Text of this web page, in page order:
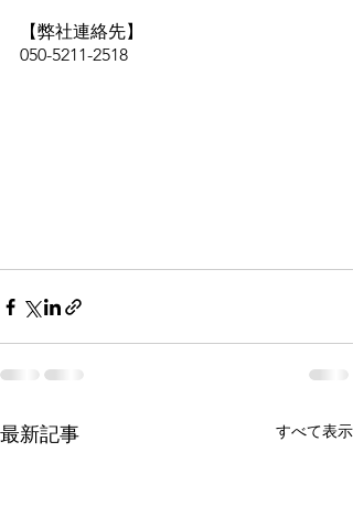
【弊社連絡先】
050-5211-2518
最新記事 すべて表示